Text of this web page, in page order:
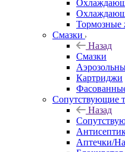
Тормозные
Смазки
Назад
Смазки
Картриджи
Сопутствующие
Назад
Аптечки/